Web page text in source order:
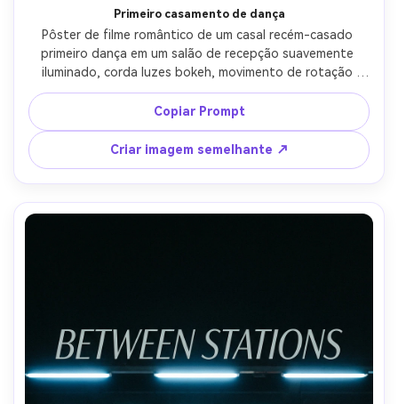
Primeiro casamento de dança
Pôster de filme romântico de um casal recém-casado
primeiro dança em um salão de recepção suavemente
iluminado, corda luzes bokeh, movimento de rotação
suave, ela usa um vestido de noiva de renda, ele usa um
smoking, contato visual terno, composição limpa com
espaço seguro para o título acima e créditos abaixo,
disparado em 85mm f/1.4, detalhe de tecido ultra-
realista, grau quente cinematográfico, aparência de
pôster premium-AR 4:5
Copiar Prompt
Criar imagem semelhante ↗